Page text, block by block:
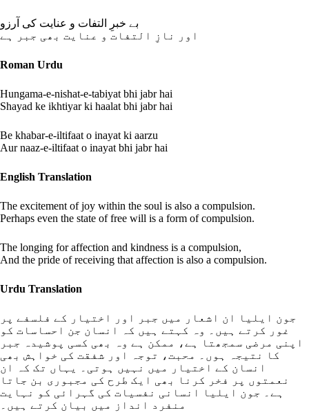
بے خبرِ التفات و عنایت کی آرزو
اور نازِ التفات و عنایت بھی جبر ہے
Roman Urdu
Hungama-e-nishat-e-tabiyat bhi jabr hai
Shayad ke ikhtiyar ki haalat bhi jabr hai
Be khabar-e-iltifaat o inayat ki aarzu
Aur naaz-e-iltifaat o inayat bhi jabr hai
English Translation
The excitement of joy within the soul is also a compulsion.
Perhaps even the state of free will is a form of compulsion.
The longing for affection and kindness is a compulsion,
And the pride of receiving that affection is also a compulsion.
Urdu Translation
جون ایلیا ان اشعار میں جبر اور اختیار کے فلسفے پر
غور کرتے ہیں۔ وہ کہتے ہیں کہ انسان جن احساسات کو
اپنی مرضی سمجھتا ہے، ممکن ہے وہ بھی کسی پوشیدہ جبر
کا نتیجہ ہوں۔ محبت، توجہ اور شفقت کی خواہش بھی
انسان کے اختیار میں نہیں ہوتی۔ یہاں تک کہ ان
نعمتوں پر فخر کرنا بھی ایک طرح کی مجبوری بن جاتا
ہے۔ جون ایلیا انسانی نفسیات کی گہرائی کو نہایت
منفرد انداز میں بیان کرتے ہیں۔